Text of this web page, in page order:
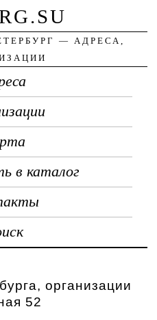
— АДРЕСА,
в каталог
организации
52